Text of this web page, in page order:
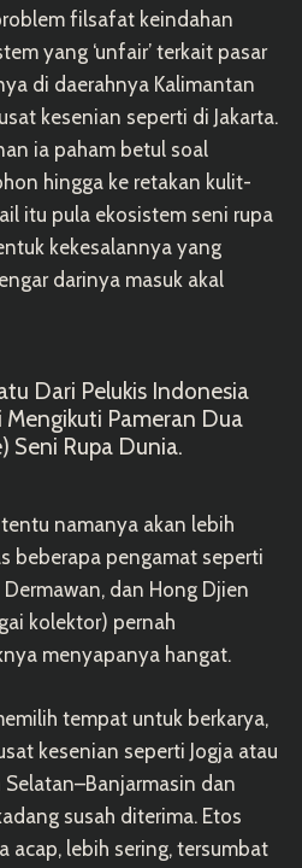
filsafat keindahan
yang ‘unfair’ terkait pasar
di daerahnya Kalimantan
kesenian seperti di Jakarta.
ia paham betul soal
hingga ke retakan kulit-
itu pula ekosistem seni rupa
kekesalannya yang
darinya masuk akal
Dari Pelukis Indonesia
Mengikuti Pameran Dua
Seni Rupa Dunia.
namanya akan lebih
beberapa pengamat seperti
dan Hong Djien
kolektor) pernah
menyapanya hangat.
tempat untuk berkarya,
kesenian seperti Jogja atau
dan
susah diterima. Etos
acap, lebih sering, tersumbat